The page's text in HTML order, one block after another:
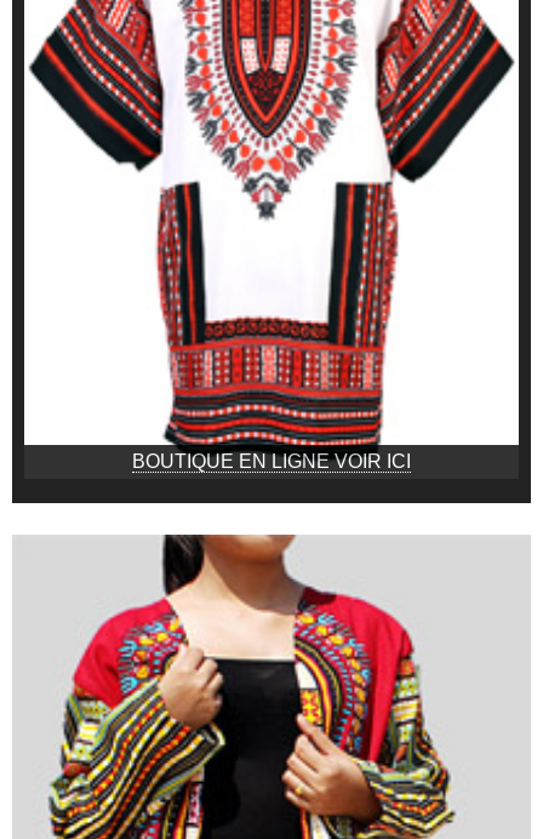
BOUTIQUE EN LIGNE VOIR ICI